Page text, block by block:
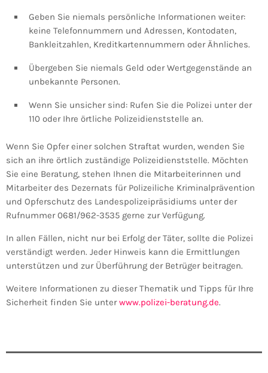
Geben Sie niemals persönliche Informationen weiter:
keine Telefonnummern und Adressen, Kontodaten,
Bankleitzahlen, Kreditkartennummern oder Ähnliches.
Übergeben Sie niemals Geld oder Wertgegenstände an
unbekannte Personen.
Wenn Sie unsicher sind: Rufen Sie die Polizei unter der
110 oder Ihre örtliche Polizeidienststelle an.
Wenn Sie Opfer einer solchen Straftat wurden, wenden Sie
sich an ihre örtlich zuständige Polizeidienststelle. Möchten
Sie eine Beratung, stehen Ihnen die Mitarbeiterinnen und
Mitarbeiter des Dezernats für Polizeiliche Kriminalprävention
und Opferschutz des Landespolizeipräsidiums unter der
Rufnummer 0681/962-3535 gerne zur Verfügung.
In allen Fällen, nicht nur bei Erfolg der Täter, sollte die Polizei
verständigt werden. Jeder Hinweis kann die Ermittlungen
unterstützen und zur Überführung der Betrüger beitragen.
Weitere Informationen zu dieser Thematik und Tipps für Ihre
Sicherheit finden Sie unterwww.polizei-beratung.de.